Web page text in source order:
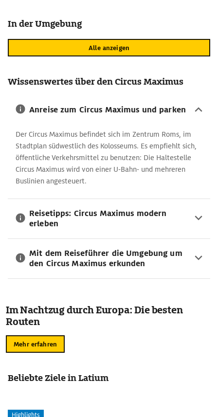
In der Umgebung
Alle anzeigen
Wissenswertes über den Circus Maximus
Anreise zum Circus Maximus und parken
Der Circus Maximus befindet sich im Zentrum Roms, im
Stadtplan südwestlich des Kolosseums. Es empfiehlt sich,
öffentliche Verkehrsmittel zu benutzen: Die Haltestelle
Circus Maximus wird von einer U-Bahn- und mehreren
Buslinien angesteuert.
Reisetipps: Circus Maximus modern
erleben
Mit dem Reiseführer die Umgebung um
den Circus Maximus erkunden
Im Nachtzug durch Europa: Die besten
Routen
Mehr erfahren
Beliebte Ziele in Latium
Highlights